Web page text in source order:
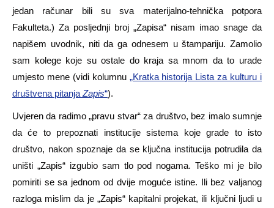
jedan računar bili su sva materijalno-tehnička potpora
Fakulteta.) Za posljednji broj „Zapisa“ nisam imao snage da
napišem uvodnik, niti da ga odnesem u štampariju. Zamolio
sam kolege koje su ostale do kraja sa mnom da to urade
umjesto mene (vidi kolumnu „Kratka historija Lista za kulturu i
društvena pitanja Zapis“).
Uvjeren da radimo „pravu stvar“ za društvo, bez imalo sumnje
da će to prepoznati institucije sistema koje grade to isto
društvo, nakon spoznaje da se ključna institucija potrudila da
uništi „Zapis“ izgubio sam tlo pod nogama. Teško mi je bilo
pomiriti se sa jednom od dvije moguće istine. Ili bez valjanog
razloga mislim da je „Zapis“ kapitalni projekat, ili ključni ljudi u